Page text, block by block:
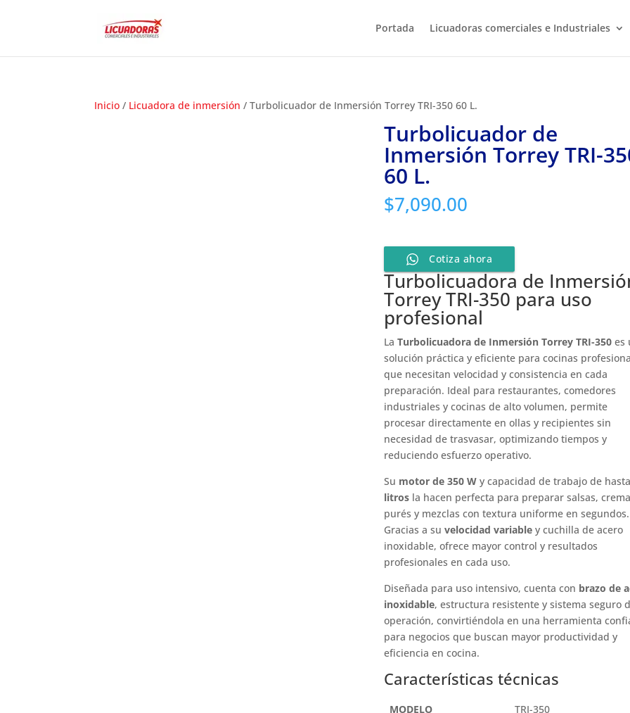
Portada Licuadoras comerciales e Industriales
Inicio / Licuadora de inmersión / Turbolicuador de Inmersión Torrey TRI-350 60 L.
Turbolicuador de
Inmersión Torrey TRI-
60 L.
$7,090.00
Cotiza ahora
Turbolicuadora de
Torrey TRI-350 para uso
profesional
LaTurbolicuadora de Inmersión Torrey TRI-350 es
solución práctica y eficiente para cocinas
que necesitan velocidad y consistencia en cada
preparación. Ideal para restaurantes, comedores
industriales y cocinas de alto volumen, permite
procesar directamente en ollas y recipientes sin
necesidad de trasvasar, optimizando tiempos y
reduciendo esfuerzo operativo.
Su motor de 350 W y capacidad de trabajo de
litros la hacen perfecta para preparar salsas,
purés y mezclas con textura uniforme en segundos.
Gracias a suvelocidad variable y cuchilla de acero
inoxidable, ofrece mayor control y resultados
profesionales en cada uso.
Diseñada para uso intensivo, cuenta con brazo de
inoxidable, estructura resistente y sistema seguro
operación, convirtiéndola en una herramienta
para negocios que buscan mayor productividad y
eficiencia en cocina.
Características técnicas
MODELO TRI-350